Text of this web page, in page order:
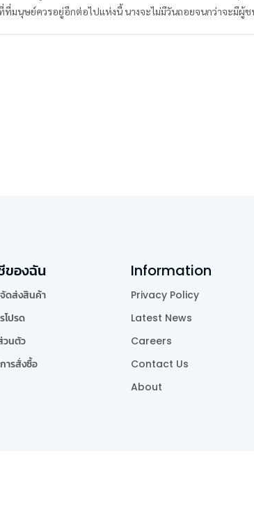
ที่มนุษย์ควรอยู่อีกต่อไปแห่งนี้ นางจะไม่มีวันถอยจนกว่าจะมีผู้ช
องฉัน
ดส่งสินค้า
โปรด
วนตัว
ารสั่งซื้อ
Information
Privacy Policy
Latest News
Careers
Contact Us
About